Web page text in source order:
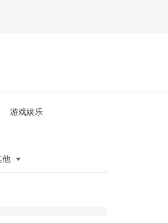
游戏娱乐
他